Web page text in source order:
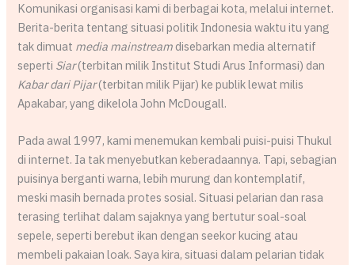
Komunikasi organisasi kami di berbagai kota, melalui internet.
Berita-berita tentang situasi politik Indonesia waktu itu yang
tak dimuat media mainstream disebarkan media alternatif
seperti Siar(terbitan milik Institut Studi Arus Informasi) dan
Kabar dari Pijar(terbitan milik Pijar) ke publik lewat milis
Apakabar, yang dikelola John McDougall.
Pada awal 1997, kami menemukan kembali puisi-puisi Thukul
di internet. Ia tak menyebutkan keberadaannya. Tapi, sebagian
puisinya berganti warna, lebih murung dan kontemplatif,
meski masih bernada protes sosial. Situasi pelarian dan rasa
terasing terlihat dalam sajaknya yang bertutur soal-soal
sepele, seperti berebut ikan dengan seekor kucing atau
membeli pakaian loak. Saya kira, situasi dalam pelarian tidak